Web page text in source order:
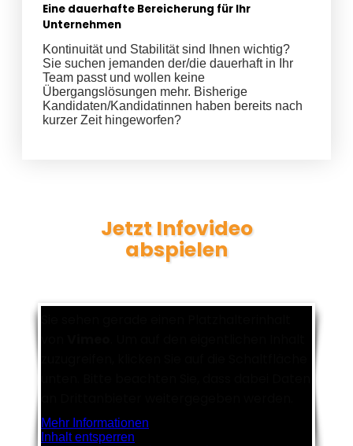
Eine dauerhafte Bereicherung für Ihr
Unternehmen
Kontinuität und Stabilität sind Ihnen wichtig?
Sie suchen jemanden der/die dauerhaft in Ihr
Team passt und wollen keine
Übergangslösungen mehr. Bisherige
Kandidaten/Kandidatinnen haben bereits nach
kurzer Zeit hingeworfen?
Jetzt Infovideo
abspielen
Mehr Informationen
Inhalt entsperren